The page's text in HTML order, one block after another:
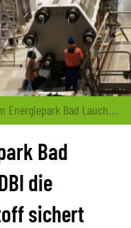
– Wie das DBI die Reinheit von Wasserstoff sichert
Bad
die
sichert